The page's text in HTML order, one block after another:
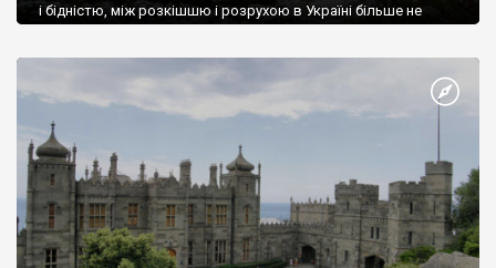
і бідністю, між розкішшю і розрухою в Україні більше не